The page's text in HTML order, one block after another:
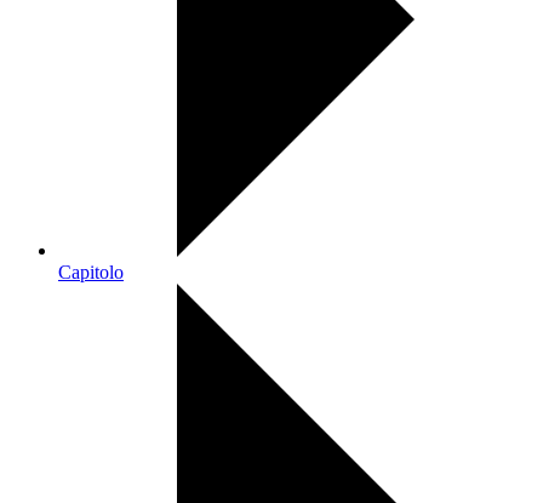
Capitolo